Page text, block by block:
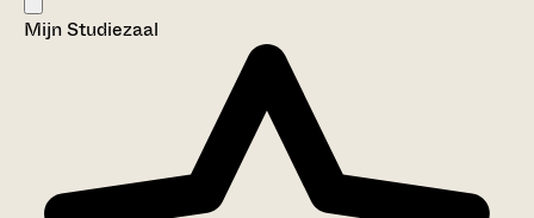
Mijn Studiezaal